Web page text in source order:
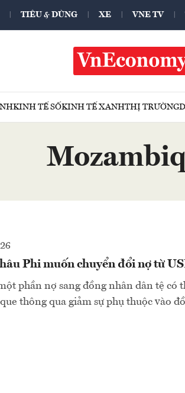
TIÊU & DÙNG XE VNE TV
KINH TẾ SỐKINH TẾ XANHTHỊ TRƯỜNG
Phi muốn chuyển đổi nợ từ
phần nợ sang đồng nhân dân tệ có
thông qua giảm sự phụ thuộc vào